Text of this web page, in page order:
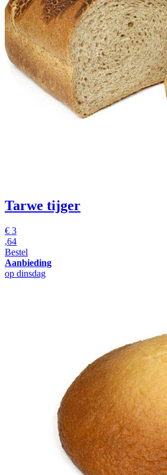
Tarwe tijger
€ 3
,64
Bestel
Aanbieding
op dinsdag